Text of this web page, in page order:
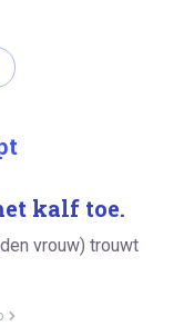
kalf toe.
vrouw) trouwt